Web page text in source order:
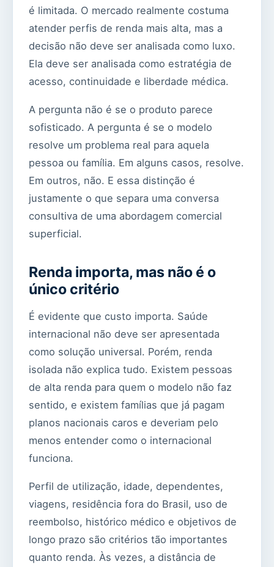
é limitada. O mercado realmente costuma
atender perfis de renda mais alta, mas a
decisão não deve ser analisada como luxo.
Ela deve ser analisada como estratégia de
acesso, continuidade e liberdade médica.
A pergunta não é se o produto parece
sofisticado. A pergunta é se o modelo
resolve um problema real para aquela
pessoa ou família. Em alguns casos, resolve.
Em outros, não. E essa distinção é
justamente o que separa uma conversa
consultiva de uma abordagem comercial
superficial.
Renda importa, mas não é o
único critério
É evidente que custo importa. Saúde
internacional não deve ser apresentada
como solução universal. Porém, renda
isolada não explica tudo. Existem pessoas
de alta renda para quem o modelo não faz
sentido, e existem famílias que já pagam
planos nacionais caros e deveriam pelo
menos entender como o internacional
funciona.
Perfil de utilização, idade, dependentes,
viagens, residência fora do Brasil, uso de
reembolso, histórico médico e objetivos de
longo prazo são critérios tão importantes
quanto renda. Às vezes, a distância de